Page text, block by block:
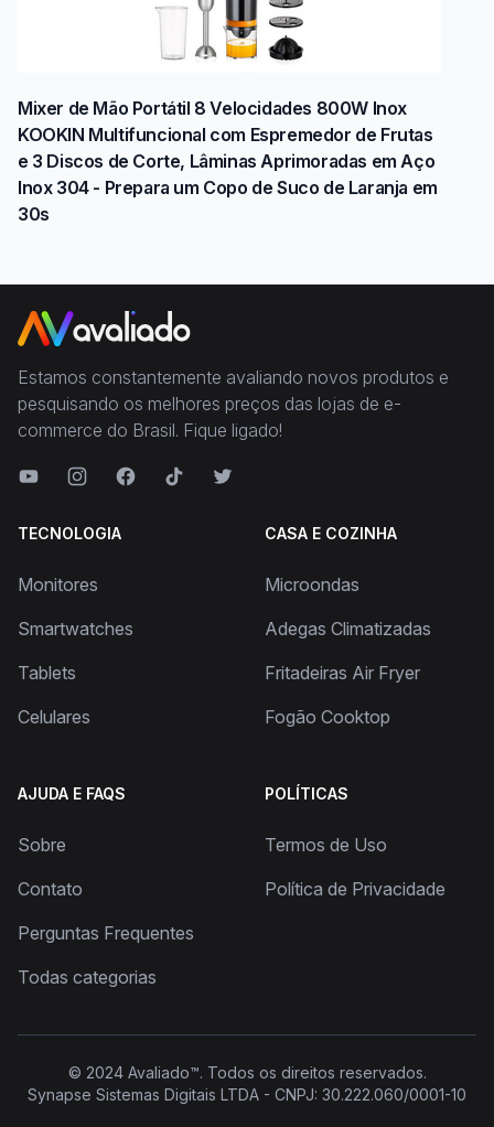
Mixer de Mão Portátil 8 Velocidades 800W Inox
KOOKIN Multifuncional com Espremedor de Frutas
e 3 Discos de Corte, Lâminas Aprimoradas em Aço
Inox 304 - Prepara um Copo de Suco de Laranja em
30s
Estamos constantemente avaliando novos produtos e
pesquisando os melhores preços das lojas de e-
commerce do Brasil. Fique ligado!
TECNOLOGIA
Monitores
Smartwatches
Tablets
Celulares
CASA E COZINHA
Microondas
Adegas Climatizadas
Fritadeiras Air Fryer
Fogão Cooktop
AJUDA E FAQS
Sobre
Contato
Perguntas Frequentes
Todas categorias
POLÍTICAS
Termos de Uso
Política de Privacidade
© 2024 Avaliado™. Todos os direitos reservados.
Synapse Sistemas Digitais LTDA - CNPJ: 30.222.060/0001-10